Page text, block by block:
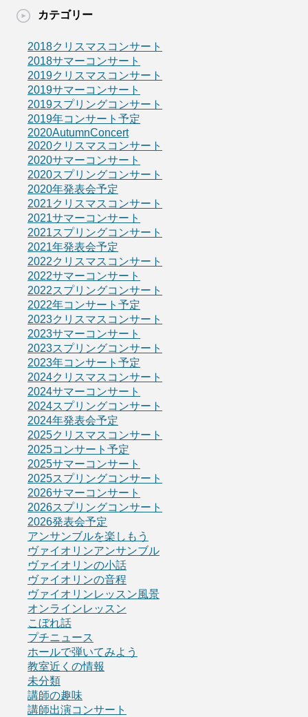
カテゴリー
2018クリスマスコンサート
2018サマーコンサート
2019クリスマスコンサート
2019サマーコンサート
2019スプリングコンサート
2019年コンサート予定
2020AutumnConcert
2020クリスマスコンサート
2020サマーコンサート
2020スプリングコンサート
2020年発表会予定
2021クリスマスコンサート
2021サマーコンサート
2021スプリングコンサート
2021年発表会予定
2022クリスマスコンサート
2022サマーコンサート
2022スプリングコンサート
2022年コンサート予定
2023クリスマスコンサート
2023サマーコンサート
2023スプリングコンサート
2023年コンサート予定
2024クリスマスコンサート
2024サマーコンサート
2024スプリングコンサート
2024年発表会予定
2025クリスマスコンサート
2025コンサート予定
2025サマーコンサート
2025スプリングコンサート
2026サマーコンサート
2026スプリングコンサート
2026発表会予定
アンサンブルを楽しもう
ヴァイオリンアンサンブル
ヴァイオリンの小話
ヴァイオリンの音程
ヴァイオリンレッスン風景
オンラインレッスン
こぼれ話
プチニュース
ホールで弾いてみよう
教室近くの情報
未分類
講師の趣味
講師出演コンサート